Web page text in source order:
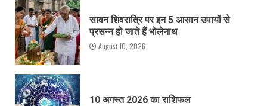
सावन शिवरात्रि पर इन 5 आसान उपायों से
प्रसन्न हो जाते हैं भोलेनाथ
August 10, 2026
10 अगस्त 2026 का राशिफल